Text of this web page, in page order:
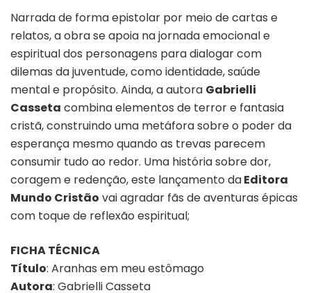
Narrada de forma epistolar por meio de cartas e
relatos, a obra se apoia na jornada emocional e
espiritual dos personagens para dialogar com
dilemas da juventude, como identidade, saúde
mental e propósito. Ainda, a autora Gabrielli
Casseta combina elementos de terror e fantasia
cristã, construindo uma metáfora sobre o poder da
esperança mesmo quando as trevas parecem
consumir tudo ao redor. Uma história sobre dor,
coragem e redenção, este lançamento daEditora
Mundo Cristão vai agradar fãs de aventuras épicas
com toque de reflexão espiritual;
FICHA TÉCNICA
Título: Aranhas em meu estômago
Autora: Gabrielli Casseta